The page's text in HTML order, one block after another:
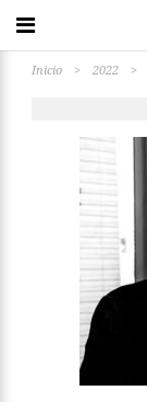
Inicio > 2022 >